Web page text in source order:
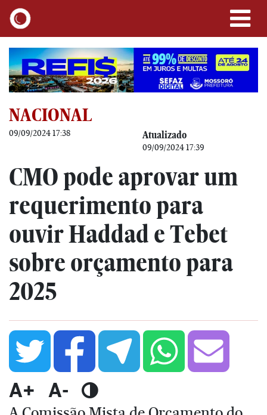
NACIONAL
09/09/2024 17:38 Atualizado
09/09/2024 17:39
CMO pode aprovar um
requerimento para
ouvir Haddad e Tebet
sobre orçamento para
2025
A+ A-